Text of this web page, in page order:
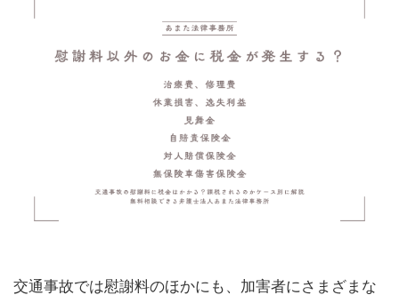
交通事故では慰謝料のほかにも、加害者にさまざまな